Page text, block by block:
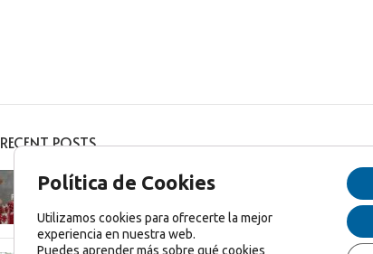
RECENT POSTS
Feliz Navidad y Feliz 2025!
Política de Cookies
Utilizamos cookies para ofrecerte la mejor
experiencia en nuestra web.
Puedes aprender más sobre qué cookies